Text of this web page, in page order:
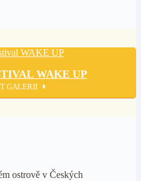
WAKE UP
GALERII
ostrově v Českých